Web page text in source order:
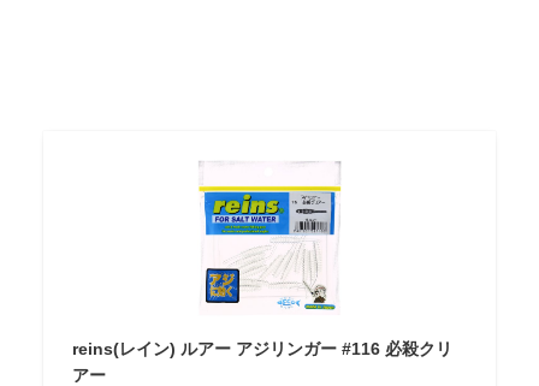
reins(レイン) ルアー アジリンガー #116 必殺クリ
アー